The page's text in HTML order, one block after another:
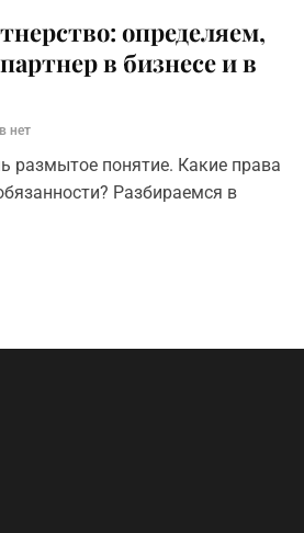
определяем,
в бизнесе и в
нет
размытое понятие. Какие права
Разбираемся в